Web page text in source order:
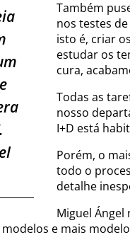
Também
nos testes
isto é, criar
estudar os
cura,
Todas as
nosso
I+D está
Porém, o
todo o
detalhe
Miguel Ángel
e mais